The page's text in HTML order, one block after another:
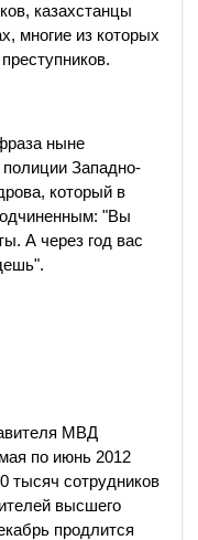
казахстанцы
многие из которых
ныне
полиции Западно-
который в
"Вы
А через год вас
МВД
по июнь 2012
тысяч сотрудников
высшего
продлится